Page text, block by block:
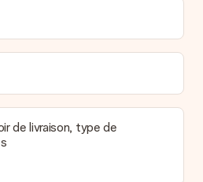
de livraison, type de